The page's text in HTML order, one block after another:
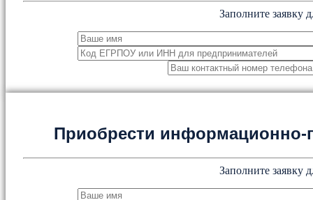
Заполните заявку
Приобрести
Заполните заявку